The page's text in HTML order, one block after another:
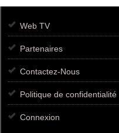
Web TV
Partenaires
Contactez-Nous
Politique de confidentialité
Connexion